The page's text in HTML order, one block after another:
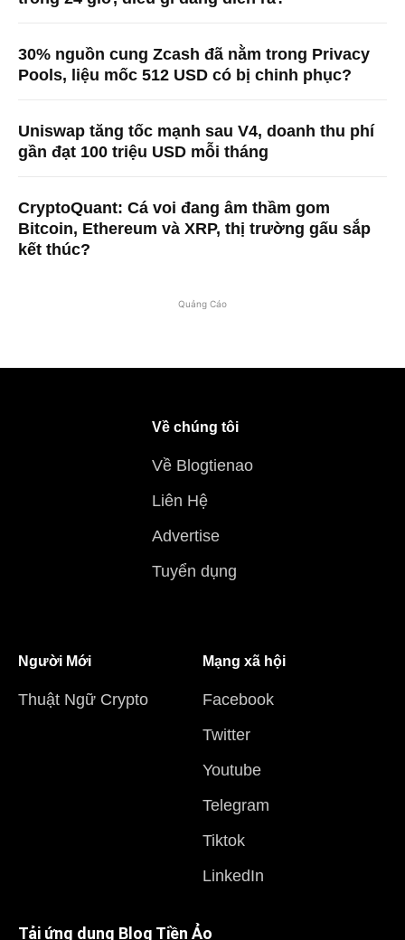
30% nguồn cung Zcash đã nằm trong Privacy
Pools, liệu mốc 512 USD có bị chinh phục?
Uniswap tăng tốc mạnh sau V4, doanh thu phí
gần đạt 100 triệu USD mỗi tháng
CryptoQuant: Cá voi đang âm thầm gom
Bitcoin, Ethereum và XRP, thị trường gấu sắp
kết thúc?
Quảng Cáo
Về chúng tôi
Về Blogtienao
Liên Hệ
Advertise
Tuyển dụng
Người Mới
Thuật Ngữ Crypto
Mạng xã hội
Facebook
Twitter
Youtube
Telegram
Tiktok
LinkedIn
Tải ứng dụng Blog Tiền Ảo